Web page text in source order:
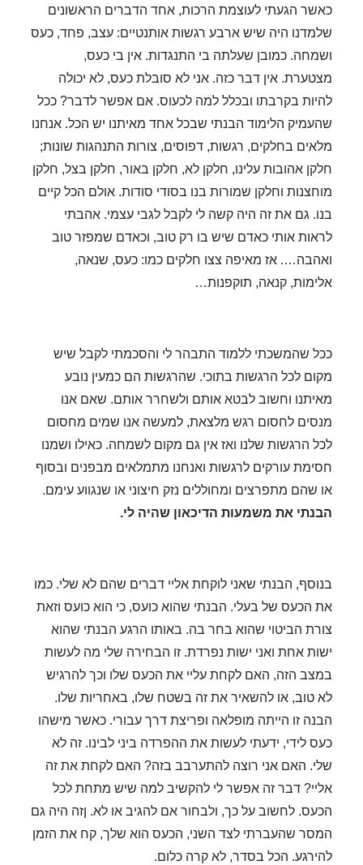
כאשר הגעתי לעוצמת הרכות, אחד הדברים הראשונים
שלמדנו היה שיש ארבע רגשות אותנטיים: עצב, פחד, כעס
ושמחה. כמובן שעלתה בי התנגדות. אין בי כעס,
מצטערת. אין דבר כזה. אני לא סובלת כעס, לא יכולה
להיות בקרבתו ובכלל למה לכעוס. אם אפשר לדבר? ככל
שהעמיק הלימוד הבנתי שבכל אחד מאיתנו יש הכל. אנחנו
מלאים בחלקים, רגשות, דפוסים, צורות התנהגות שונות;
חלקן אהובות עלינו, חלקן לא, חלקן באור, חלקן בצל, חלקן
מוחצנות וחלקן שמורות בנו בסודי סודות. אולם הכל קיים
בנו. גם את זה היה קשה לי לקבל לגבי עצמי. אהבתי
לראות אותי כאדם שיש בו רק טוב, וכאדם שמפזר טוב
ואהבה…. אז מאיפה צצו חלקים כמו: כעס, שנאה,
אלימות, קנאה, תוקפנות…
ככל שהמשכתי ללמוד התבהר לי והסכמתי לקבל שיש
מקום לכל הרגשות בתוכי. שהרגשות הם כמעין נובע
מאיתנו וחשוב לבטא אותם ולשחרר אותם. שאם אנו
מנסים לחסום רגש מלצאת, למעשה אנו שמים מחסום
לכל הרגשות שלנו ואז אין גם מקום לשמחה. כאילו ושמנו
חסימת עורקים לרגשות ואנחנו מתמלאים מבפנים ובסוף
או שהם מתפרצים ומחוללים נזק חיצוני או שנגווע עימם.
הבנתי את משמעות הדיכאון שהיה לי.
בנוסף, הבנתי שאני לוקחת אליי דברים שהם לא שלי. כמו
את הכעס של בעלי. הבנתי שהוא כועס, כי הוא כועס וזאת
צורת הביטוי שהוא בחר בה. באותו הרגע הבנתי שהוא
ישות אחת ואני ישות נפרדת. זו הבחירה שלי מה לעשות
במצב הזה, האם לקחת עליי את הכעס שלו וכך להרגיש
לא טוב, או להשאיר את זה בשטח שלו, באחריות שלו.
הבנה זו הייתה מופלאה ופריצת דרך עבורי. כאשר מישהו
כעס לידי, ידעתי לעשות את ההפרדה ביני לבינו. זה לא
שלי. האם אני רוצה להתערבב בזה? האם לקחת את זה
אליי? דבר זה אפשר לי להקשיב למה שיש מתחת לכל
הכעס. לחשוב על כך, ולבחור אם להגיב או לא. ןזה היה גם
המסר שהעברתי לצד השני, הכעס הוא שלך, קח את הזמן
להירגע. הכל בסדר, לא קרה כלום.